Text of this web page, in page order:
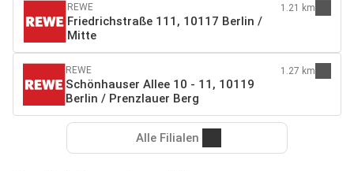
REWE
Friedrichstraße 111, 10117 Berlin /
Mitte
1.21 km
REWE
Schönhauser Allee 10 - 11, 10119
Berlin / Prenzlauer Berg
1.27 km
Alle Filialen